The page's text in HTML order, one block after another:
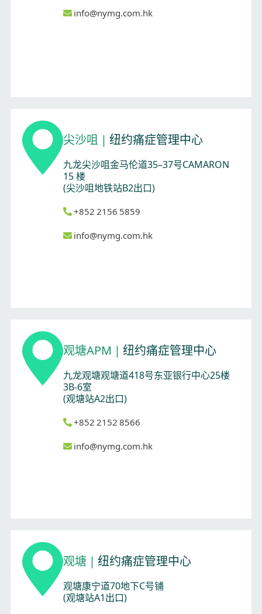
info@nymg.com.hk
尖沙咀 | 纽约痛症管理中心
九龙尖沙咀金马伦道35–37号CAMARON
15 楼
(尖沙咀地铁站B2出口)
+852 2156 5859
info@nymg.com.hk
观塘APM | 纽约痛症管理中心
九龙观塘观塘道418号东亚银行中心25楼
3B-6室
(观塘站A2出口)
+852 2152 8566
info@nymg.com.hk
观塘 | 纽约痛症管理中心
观塘康宁道70地下C号铺
(观塘站A1出口)